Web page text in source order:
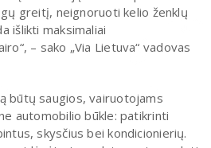
greitį, neignoruoti kelio ženklų
išlikti maksimaliai
– sako „Via Lietuva“ vadovas
būtų saugios, vairuotojams
automobilio būkle: patikrinti
skysčius bei kondicionierių.